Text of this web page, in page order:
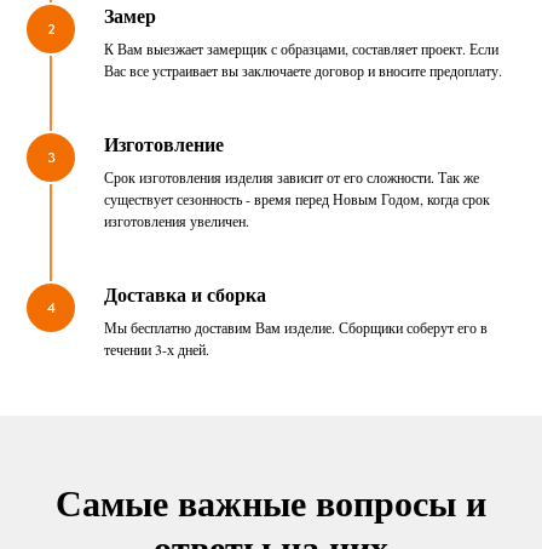
2 Замер
К Вам выезжает замерщик с образцами, составляет проект. Если
Вас все устраивает вы заключаете договор и вносите предоплату.
3 Изготовление
Срок изготовления изделия зависит от его сложности. Так же
существует сезонность - время перед Новым Годом, когда срок
изготовления увеличен.
4 Доставка и сборка
Мы бесплатно доставим Вам изделие. Сборщики соберут его в
течении 3-х дней.
Самые важные вопросы и